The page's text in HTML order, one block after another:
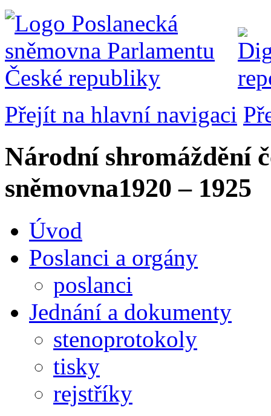
Přejít na hlavní navigaci
Národní shromáždění
sněmovna1920 – 1925
Úvod
Poslanci a orgány
poslanci
Jednání a dokumenty
stenoprotokoly
tisky
rejstříky